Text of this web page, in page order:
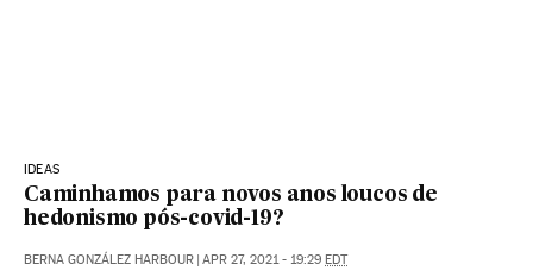
IDEAS
Caminhamos para novos anos loucos de
hedonismo pós-covid-19?
BERNA GONZÁLEZ HARBOUR APR 27, 2021 - 19:29 EDT